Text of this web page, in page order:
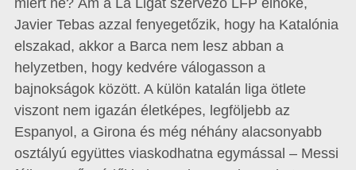
miért ne? Ám a La Ligát szervező LFP elnöke,
Javier Tebas azzal fenyegetőzik, hogy ha Katalónia
elszakad, akkor a Barca nem lesz abban a
helyzetben, hogy kedvére válogasson a
bajnokságok között. A külön katalán liga ötlete
viszont nem igazán életképes, legföljebb az
Espanyol, a Girona és még néhány alacsonyabb
osztályú együttes viaskodhatna egymással – Messi